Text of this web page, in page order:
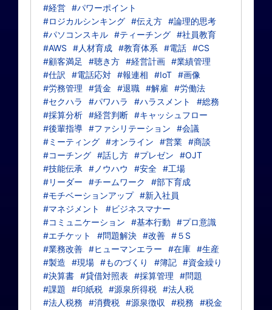
#経営 #パワーポイント
#ロジカルシンキング #伝え方 #論理的思考
#パソコンスキル #ティーチング #社員教育
#AWS
#人材育成 #教育体系 #電話 #CS
#顧客満足
#聴き方 #経営計画 #業績管理
#仕訳
#電話応対 #報連相 #IoT #画像
#労務管理
#賃金 #退職 #解雇
#労働法
#セクハラ
#パワハラ #ハラスメント
#総務
#採算分析 #経営判断 #キャッシュフロー
#後輩指導 #ファシリテーション
#会議
#ミーティング #オンライン #営業 #商談
#コーチング #話し方 #プレゼン
#OJT
#技能伝承
#ノウハウ #安全 #工場
#リーダー
#チームワーク
#部下育成
#モチベーションアップ #新入社員
#マネジメント
#ビジネスマナー
#コミュニケーション
#基本行動
#プロ意識
#エチケット
#問題解決 #改善 #５S
#業務改善 #ヒューマンエラー #在庫 #生産
#製造
#現場 #ものづくり #簿記 #資金繰り
#決算書 #貸借対照表 #採算管理
#問題
#課題
#印紙税 #源泉所得税 #法人税
#法人税務
#消費税 #源泉徴収 #税務
#税金